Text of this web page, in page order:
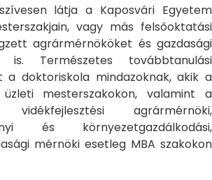
látja a Kaposvári Egyetem
vagy más felsőoktatási
agrármérnököket és gazdasági
is. Természetes továbbtanulási
a doktoriskola mindazoknak, akik a
üzleti mesterszakokon, valamint a
agrármérnöki,
és környezetgazdálkodási,
mérnöki esetleg MBA szakokon